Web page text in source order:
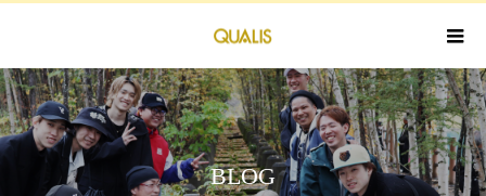
BLOG